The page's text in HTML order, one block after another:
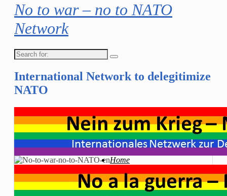
No to war – no to NATO
Network
Search
for:
International Network to delegitimize
NATO
Home